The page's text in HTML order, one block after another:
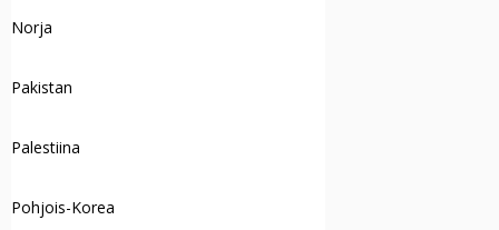
Norja
Pakistan
Palestiina
Pohjois-Korea